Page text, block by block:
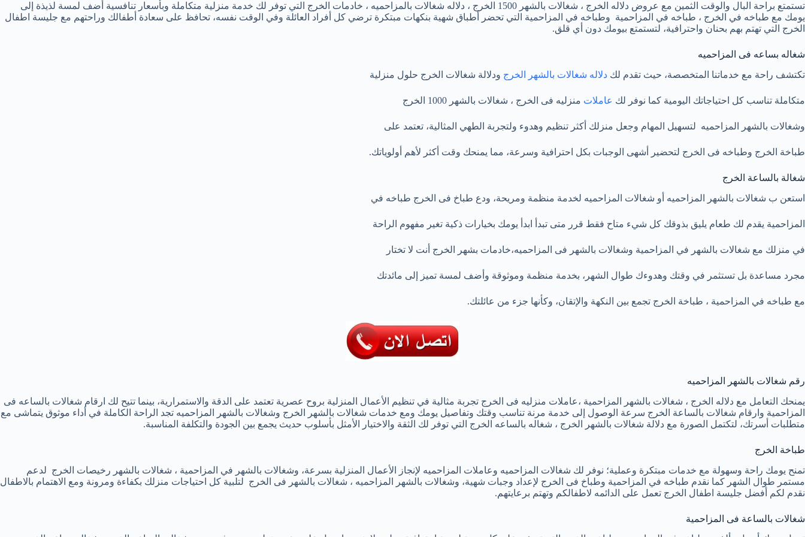
تستمتع براحة البال والوقت الثمين مع عروض دلاله الخرج ، شغالات بالشهر 1500 الخرج ، دلاله شغالات بالمزاحميه ، خادمات الخرج التي توفر لك خدمة منزلية متكاملة وبأسعار تنافسية أضف لمسة لذيذة إلى
يومك مع طباخه في الخرج ، طباخه في المزاحمية وطباخه في المزاحمية التي تحضر أطباق شهية بنكهات مبتكرة ترضي كل أفراد العائلة وفي الوقت نفسه، تحافظ على سعادة أطفالك وراحتهم مع جليسة اطفال
الخرج التي تهتم بهم بحنان واحترافية، لتستمتع بيومك دون أي قلق.
شغاله بساعه فى المزاحميه
تكتشف راحة مع خدماتنا المتخصصة، حيث تقدم لك دلاله شغالات بالشهر الخرج ودلالة شغالات الخرج حلول منزلية
متكاملة تناسب كل احتياجاتك اليومية كما نوفر لك عاملات منزليه فى الخرج ، شغالات بالشهر 1000 الخرج
وشغالات بالشهر المزاحميه لتسهيل المهام وجعل منزلك أكثر تنظيم وهدوء ولتجربة الطهي المثالية، تعتمد على
طباخة الخرج وطباخه فى الخرج لتحضير أشهى الوجبات بكل احترافية وسرعة، مما يمنحك وقت أكثر لأهم أولوياتك.
شغالة بالساعة الخرج
استعن ب شغالات بالشهر المزاحميه أو شغالات المزاحميه لخدمة منظمة ومريحة، ودع طباخ فى الخرج طباخه في
المزاحمية يقدم لك طعام يليق بذوقك كل شيء متاح فقط قرر متى تبدأ ابدأ يومك بخيارات ذكية تغير مفهوم الراحة
في منزلك مع شغالات بالشهر في المزاحمية وشغالات بالشهر فى المزاحميه،خادمات بشهر الخرج أنت لا تختار
مجرد مساعدة بل تستثمر في وقتك وهدوءك طوال الشهر، بخدمة منظمة وموثوقة وأضف لمسة تميز إلى مائدتك
مع طباخه في المزاحمية ، طباخة الخرج تجمع بين النكهة والإتقان، وكأنها جزء من عائلتك.
رقم شغالات بالشهر المزاحميه
يمنحك التعامل مع دلاله الخرج ، شغالات بالشهر المزاحمية ،عاملات منزليه فى الخرج تجربة مثالية في تنظيم الأعمال المنزلية بروح عصرية تعتمد على الدقة والاستمرارية، بينما تتيح لك ارقام شغالات بالساعه فى
المزاحمية وارقام شغالات بالساعة الخرج سرعة الوصول إلى خدمة مرنة تناسب وقتك وتفاصيل يومك ومع خدمات شغالات بالشهر الخرج وشغالات بالشهر المزاحميه تجد الراحة الكاملة في أداء موثوق يتماشى مع
متطلبات أسرتك، لتكتمل الصورة مع دلالة شغالات بالشهر الخرج ، شغاله بالساعه الخرج التي توفر لك الثقة والاختيار الأمثل بأسلوب حديث يجمع بين الجودة والتكلفة المناسبة.
طباخة الخرج
تمنح يومك راحة وسهولة مع خدمات مبتكرة وعملية؛ نوفر لك شغالات المزاحميه وعاملات المزاحميه لإنجاز الأعمال المنزلية بسرعة، وشغالات بالشهر في المزاحمية ، شغالات بالشهر رخيصات الخرج لدعم
مستمر طوال الشهر كما نقدم طباخه في المزاحمية وطباخ فى الخرج لإعداد وجبات شهية، وشغالات بالشهر المزاحميه ، شغالات بالشهر فى الخرج لتلبية كل احتياجات منزلك بكفاءة ومرونة ومع الاهتمام بالاطفال
نقدم لكم أفضل جليسة اطفال الخرج تعمل على الدائمه لاطفالكم وتهتم برعايتهم.
شغالات بالساعة فى المزاحمية